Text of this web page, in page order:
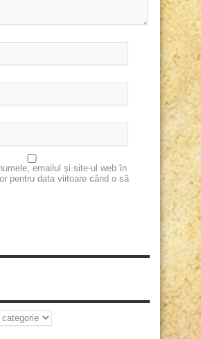
emailul și site-ul web în
pentru data viitoare când o să